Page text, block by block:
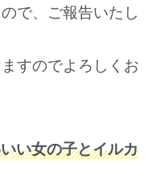
で、ご報告いたし
すのでよろしくお
い女の子とイルカ